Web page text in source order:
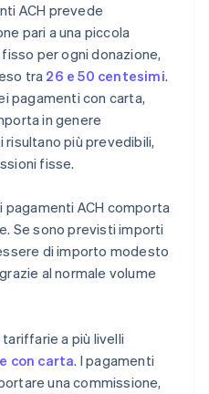
ACH prevede
pari a una piccola
per ogni donazione,
tra 26 e 50 centesimi.
pagamenti con carta,
in genere
più prevedibili,
fisse.
ACH comporta
Se sono previsti importi
di importo modesto
al normale volume
a più livelli
con carta. I pagamenti
una commissione,